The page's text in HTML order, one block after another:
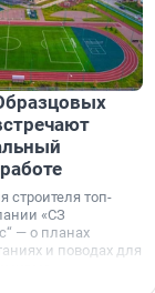
строителя топ-
«СЗ
— о планах
и поводах для